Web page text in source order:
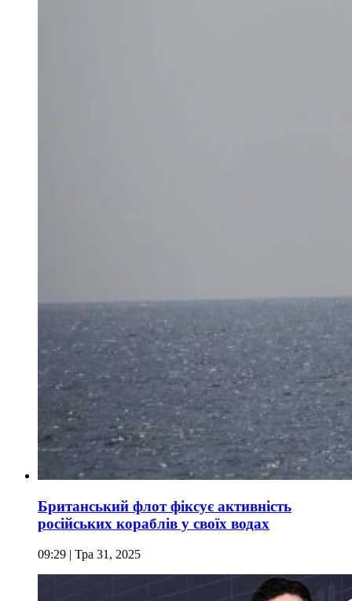
Британський флот фіксує активність
російських кораблів у своїх водах
09:29 | Тра 31, 2025